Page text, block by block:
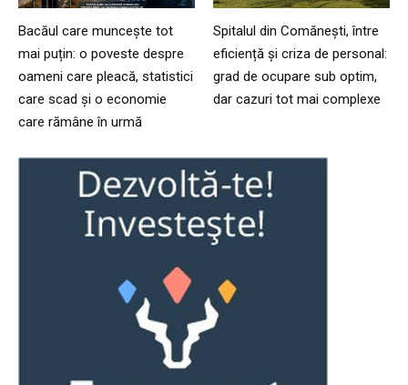
Bacăul care muncește tot
mai puțin: o poveste despre
oameni care pleacă, statistici
care scad și o economie
care rămâne în urmă
Spitalul din Comănești, între
eficiență și criza de personal:
grad de ocupare sub optim,
dar cazuri tot mai complexe